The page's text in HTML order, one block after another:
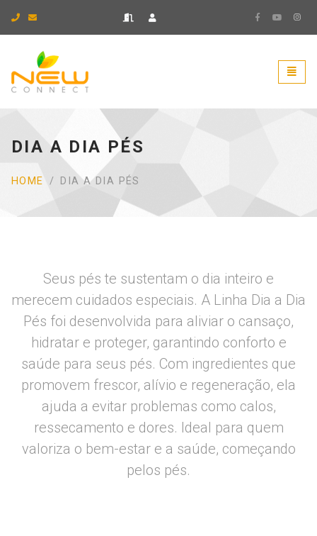
DIA A DIA PÉS
HOME DIA A DIA PÉS
Seus pés te sustentam o dia inteiro e
merecem cuidados especiais. A Linha Dia a Dia
Pés foi desenvolvida para aliviar o cansaço,
hidratar e proteger, garantindo conforto e
saúde para seus pés. Com ingredientes que
promovem frescor, alívio e regeneração, ela
ajuda a evitar problemas como calos,
ressecamento e dores. Ideal para quem
valoriza o bem-estar e a saúde, começando
pelos pés.